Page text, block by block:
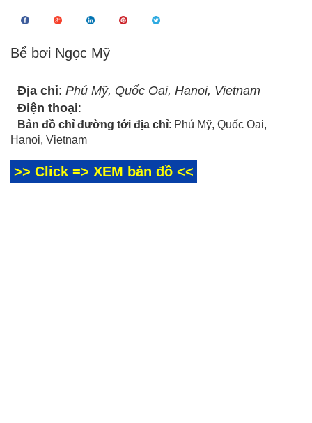
Bể bơi Ngọc Mỹ
Địa chỉ: Phú Mỹ, Quốc Oai, Hanoi, Vietnam
Điện thoại:
Bản đồ chỉ đường tới địa chỉ: Phú Mỹ, Quốc Oai,
Hanoi, Vietnam
>> Click => XEM bản đồ <<